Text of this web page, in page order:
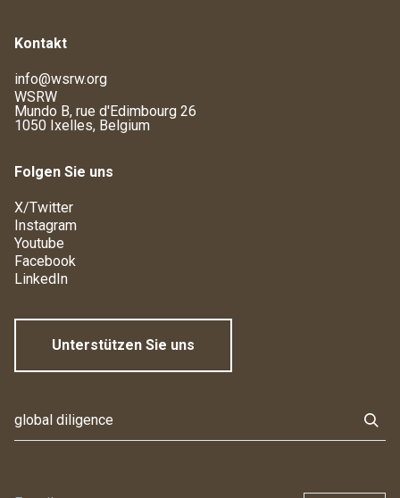
Kontakt
info@wsrw.org
WSRW
Mundo B, rue d'Edimbourg 26
1050 Ixelles, Belgium
Folgen Sie uns
X/Twitter
Instagram
Youtube
Facebook
LinkedIn
Unterstützen Sie uns